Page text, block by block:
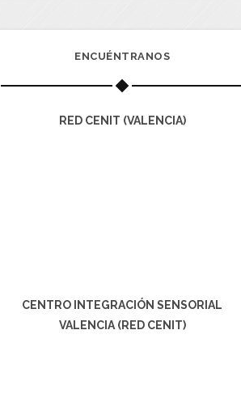
ENCUÉNTRANOS
RED CENIT (VALENCIA)
CENTRO INTEGRACIÓN SENSORIAL
VALENCIA (RED CENIT)